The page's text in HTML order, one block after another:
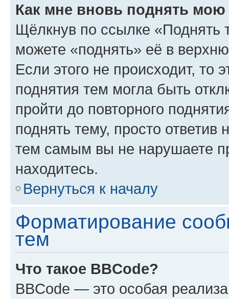
Как мне вновь поднять мою
Щёлкнув по ссылке «Поднять
можете «поднять» её в
Если этого не происходит, то
поднятия тем могла быть
пройти до повторного
поднять тему, просто ответив
тем самым вы не нарушаете
находитесь.
Вернуться к началу
Форматирование
тем
Что такое BBCode?
BBCode — это особая